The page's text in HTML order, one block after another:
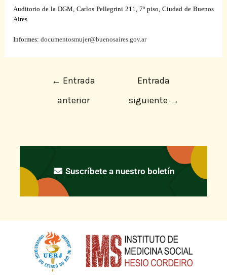
Auditorio dela DGM, Carlos Pellegrini 211, 7º piso, Ciudad de Buenos
Aires
Informes:documentosmujer@buenosaires.gov.ar
← Entrada
anterior
Entrada
siguiente →
Suscríbete a nuestro boletín